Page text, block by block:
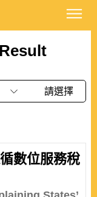
請選擇
數位服務稅